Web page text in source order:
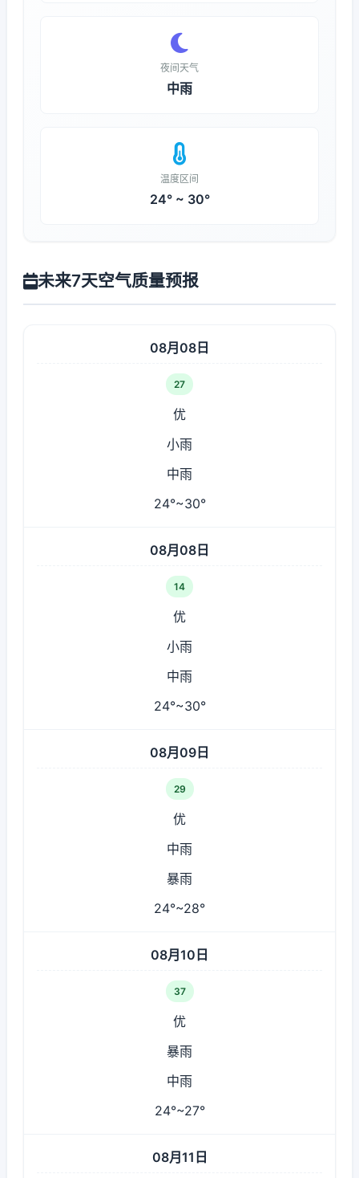
夜间天气
中雨
温度区间
24° ~ 30°
未来7天空气质量预报
08月08日
27
优
小雨
中雨
24°~30°
08月08日
14
优
小雨
中雨
24°~30°
08月09日
29
优
中雨
暴雨
24°~28°
08月10日
37
优
暴雨
中雨
24°~27°
08月11日